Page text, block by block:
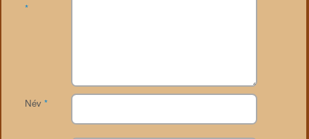
*
Név *